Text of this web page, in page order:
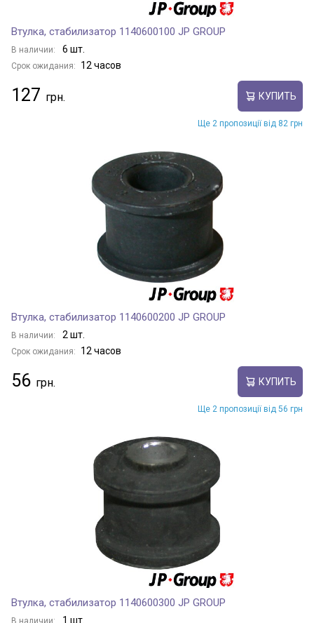
Втулка, стабилизатор 1140600100 JP GROUP
В наличии: 6 шт.
Срок ожидания: 12 часов
127 КУПИТЬ
Ще 2 пропозиції від 82 грн
Втулка, стабилизатор 1140600200 JP GROUP
В наличии: 2 шт.
Срок ожидания: 12 часов
56 КУПИТЬ
Ще 2 пропозиції від 56 грн
Втулка, стабилизатор 1140600300 JP GROUP
В наличии: 1 шт.